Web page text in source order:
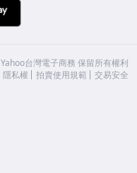
Yahoo台灣電子商務 保留所有權利
隱私權 拍賣使用規範 交易安全